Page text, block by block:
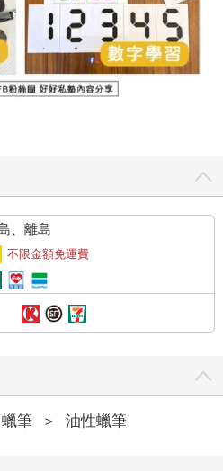
、離島
不限金額免運費
蠟筆 ＞ 油性蠟筆